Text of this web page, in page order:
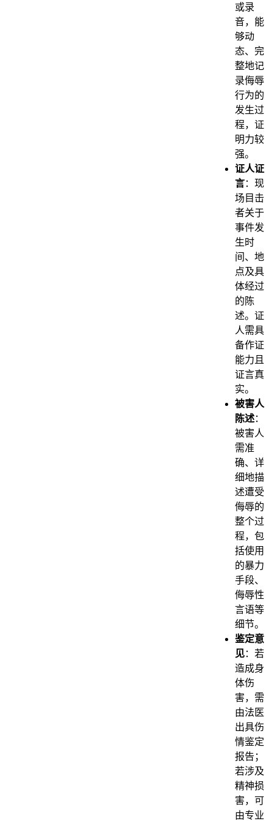
或录
音，能
够动
态、完
整地记
录侮辱
行为的
发生过
程，证
明力较
强。
证人证
言：现
场目击
者关于
事件发
生时
间、地
点及具
体经过
的陈
述。证
人需具
备作证
能力且
证言真
实。
被害人
陈述：
被害人
需准
确、详
细地描
述遭受
侮辱的
整个过
程，包
括使用
的暴力
手段、
侮辱性
言语等
细节。
鉴定意
见：若
造成身
体伤
害，需
由法医
出具伤
情鉴定
报告；
若涉及
精神损
害，可
由专业